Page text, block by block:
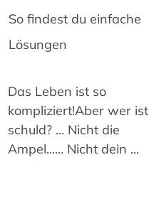
So findest du einfache
Lösungen
Das Leben ist so
kompliziert!Aber wer ist
schuld? … Nicht die
Ampel...… Nicht dein ...